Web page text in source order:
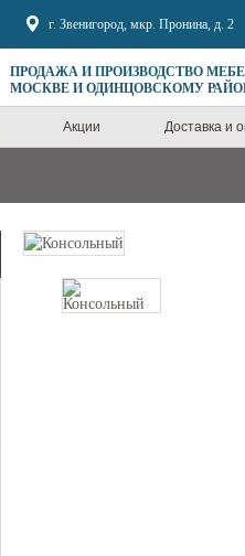
г. Звенигород, мкр. Пронина, д. 2
ПРОДАЖА И ПРОИЗВОДСТВО
МОСКВЕ И ОДИНЦОВСКОМУ
Акции Доставка и